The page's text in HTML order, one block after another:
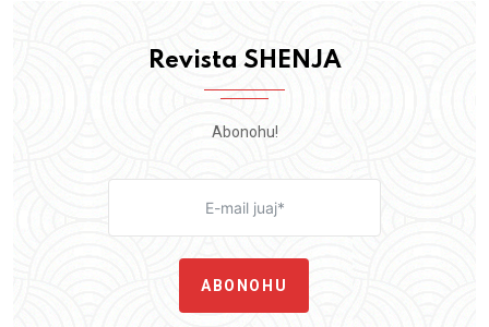
Revista SHENJA
Abonohu!
ABONOHU